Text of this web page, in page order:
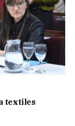
textiles